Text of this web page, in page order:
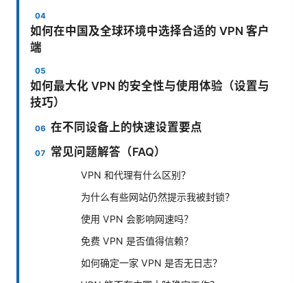
如何在中国及全球环境中选择合适的 VPN 客户
端
如何最大化 VPN 的安全性与使用体验（设置与
技巧）
在不同设备上的快速设置要点
常见问题解答（FAQ）
VPN 和代理有什么区别？
为什么有些网站仍然提示我被封锁？
使用 VPN 会影响网速吗？
免费 VPN 是否值得信赖？
如何确定一家 VPN 是否无日志？